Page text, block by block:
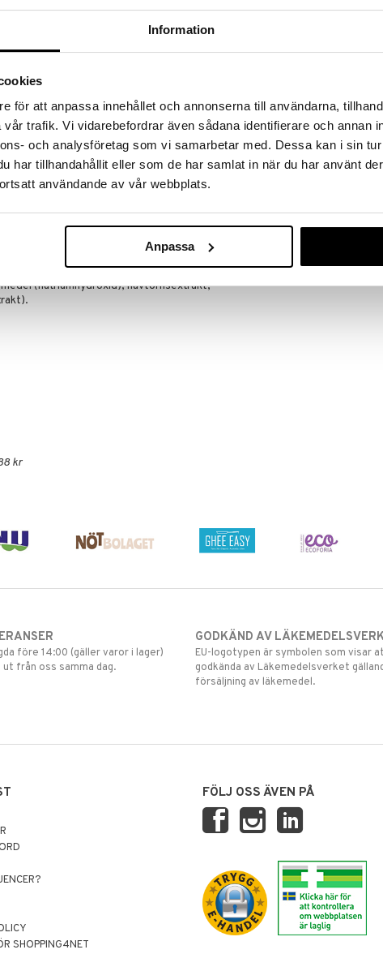
Information
för att anpassa innehållet och annonserna till användarna,
trafik. Vi vidarebefordrar även sådana identifierare och annan
och analysföretag som vi samarbetar med. Dessa kan i sin
har tillhandahållit eller som de har samlat in när du har använt
användande av vår webbplats.
Anpassa
cystein och glutaminsyra, vilket kroppen själv
mellan aminogruppen för cystein och
mejeri och i vissa grönsaker, speciellt inom
kan vara svårt för kroppen att absorbera och
effektivt skall nå cellerna. Därav är denna
lämplig för att upprätthålla nivåerna i blodet.
mage.
daglig dos bör inte överskridas. Kosttillskott
till en varierad kost. Förvaras utom räckhåll för små
(glycerol), fosfolipider, reducerad L-glutation,
(natriumhydroxid), havtornsextrakt,
kr
317
före 14:00 (gäller varor i lager)
från oss samma dag.
GODKÄND AV
EU-logotypen är symbolen som visar
godkända av Läkemedelsverket
försäljning av läkemedel.
SHOPPING4NET
FÖLJ OSS ÄVEN PÅ